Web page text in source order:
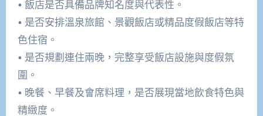
• 飯店是否具備品牌知名度與代表性。
• 是否安排溫泉旅館、景觀飯店或精品度假飯店等特
色住宿。
• 是否規劃連住兩晚，完整享受飯店設施與度假氛
圍。
• 晚餐、早餐及會席料理，是否展現當地飲食特色與
精緻度。